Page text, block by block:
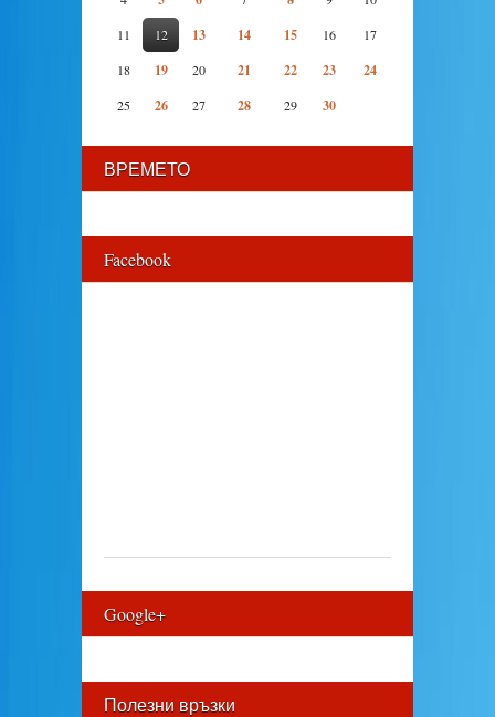
11
12 13 14 15 16
17
18
19 20 21 22 23 24
25 26 27 28 29 30
ВРЕМЕТО
Facebook
Google+
Полезни връзки